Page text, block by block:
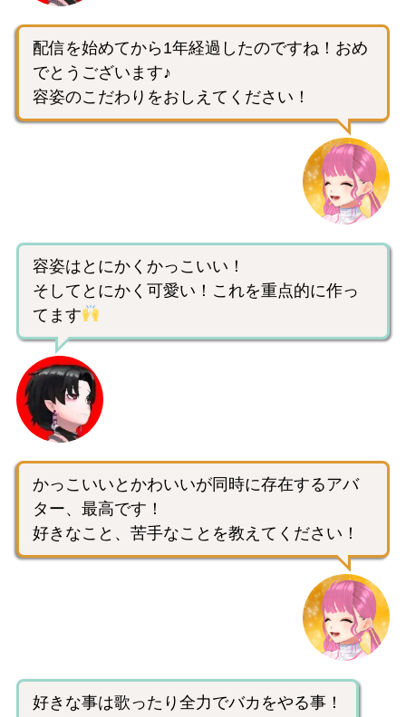
配信を始めてから1年経過したのですね！おめ
でとうございます♪
容姿のこだわりをおしえてください！
容姿はとにかくかっこいい！
そしてとにかく可愛い！これを重点的に作っ
てます
かっこいいとかわいいが同時に存在するアバ
ター、最高です！
好きなこと、苦手なことを教えてください！
好きな事は歌ったり全力でバカをやる事！